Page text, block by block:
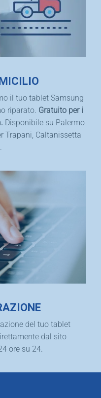
il tuo tablet Samsung
riparato. Gratuito per i
Disponibile su Palermo
Trapani, Caltanissetta
del tuo tablet
dal sito
ore su 24.